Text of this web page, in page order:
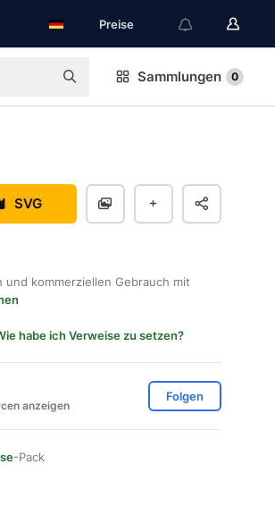
Preise
Sammlungen 0
SVG
kommerziellen Gebrauch mit
habe ich Verweise zu setzen?
anzeigen
Folgen
-Pack